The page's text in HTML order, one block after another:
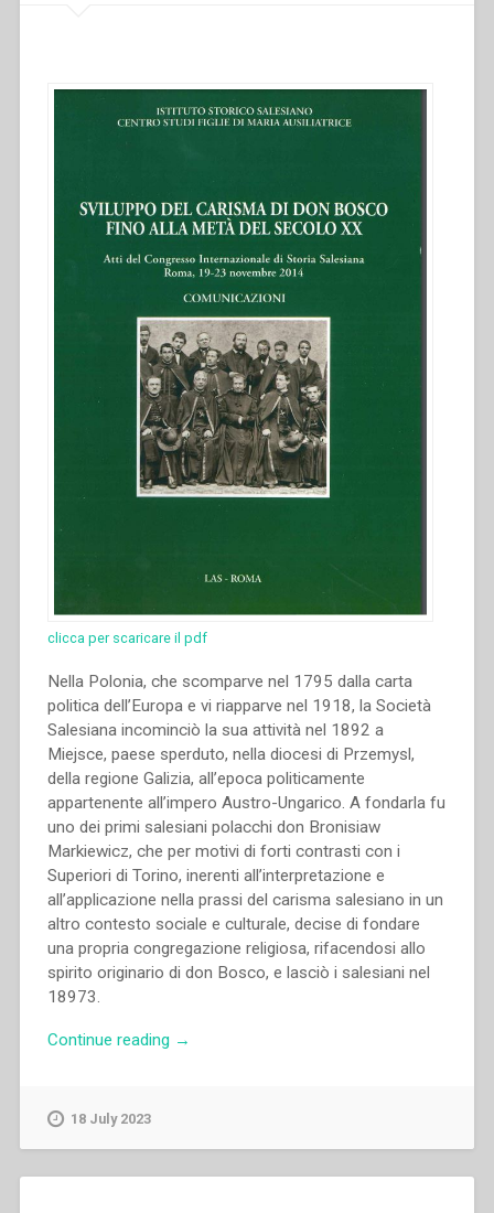
del
secolo
del
Congresso
internazionale
di
Storia
Salesiana
Roma,
19-
23
novembre
2014””
clicca per scaricare il pdf
Nella Polonia, che scomparve nel 1795 dalla carta
politica dell’Europa e vi riapparve nel 1918, la Società
Salesiana incominciò la sua attività nel 1892 a
Miejsce, paese sperduto, nella diocesi di Przemysl,
della regione Galizia, all’epoca politicamente
appartenente all’impero Austro-Ungarico. A fondarla fu
uno dei primi salesiani polacchi don Bronisiaw
Markiewicz, che per motivi di forti contrasti con i
Superiori di Torino, inerenti all’interpretazione e
all’applicazione nella prassi del carisma salesiano in un
altro contesto sociale e culturale, decise di fondare
una propria congregazione religiosa, rifacendosi allo
spirito originario di don Bosco, e lasciò i salesiani nel
18973.
Continue reading “Waldemar
→
18 July 2023